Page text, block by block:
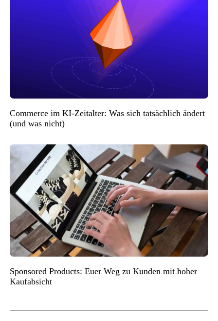
Commerce im KI-Zeitalter: Was sich tatsächlich ändert
(und was nicht)
Sponsored Products: Euer Weg zu Kunden mit hoher
Kaufabsicht